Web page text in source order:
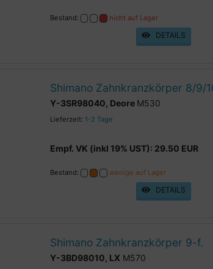
Bestand: nicht auf Lager
DETAILS
Shimano Zahnkranzkörper 8/9/
Y-3SR98040, Deore M530
Lieferzeit: 1-2 Tage
Empf. VK (inkl 19% UST): 29.50 EUR
Bestand: wenige auf Lager
DETAILS
Shimano Zahnkranzkörper 9-f.
Y-3BD98010, LX M570